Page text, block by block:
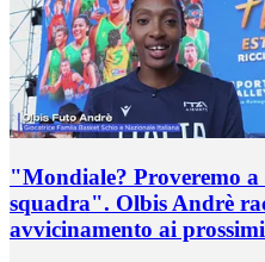
"Mondiale? Proveremo a
squadra". Olbis Andrè
avvicinamento ai